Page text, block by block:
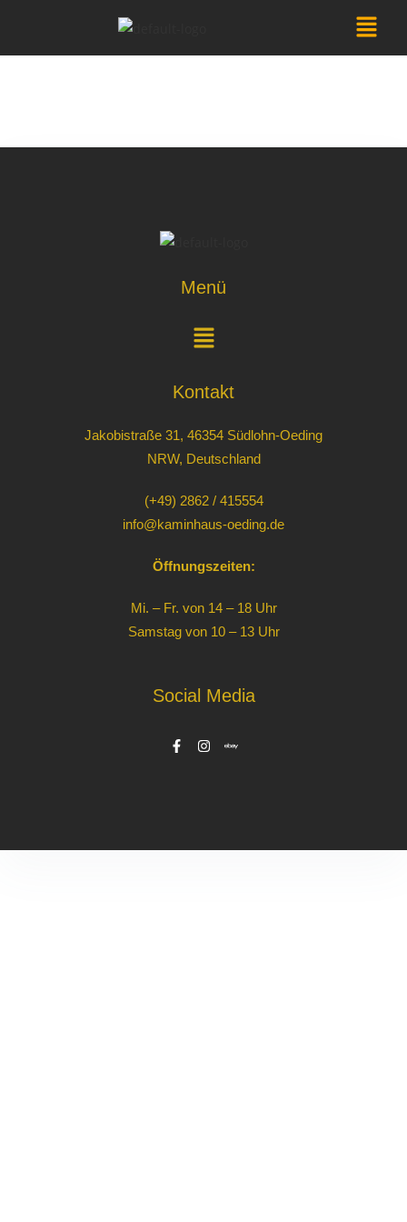
Menü
Kontakt
Jakobistraße 31, 46354 Südlohn-Oeding
NRW, Deutschland
(+49) 2862 / 415554
info@kaminhaus-oeding.de
Öffnungszeiten:
Mi. – Fr. von 14 – 18 Uhr
Samstag von 10 – 13 Uhr
Social Media